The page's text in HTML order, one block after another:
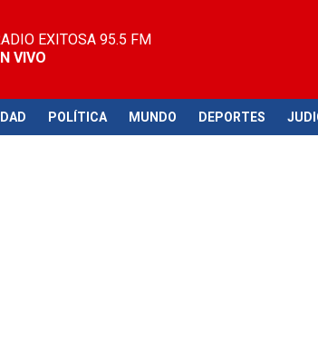
EXITOSA 95.5 FM
VIVO
POLÍTICA MUNDO DEPORTES